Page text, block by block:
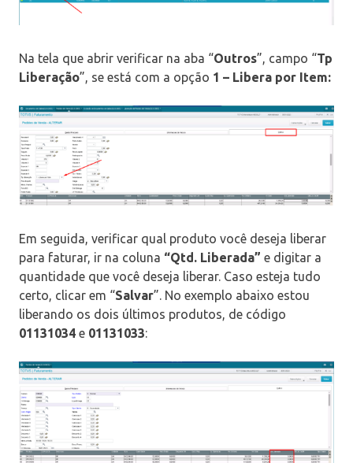
Na tela que abrir verificar na aba “Outros”, campo “Tp
Liberação”, se está com a opção 1 – Libera por Item:
Em seguida, verificar qual produto você deseja liberar
para faturar, ir na coluna “Qtd. Liberada” e digitar a
quantidade que você deseja liberar. Caso esteja tudo
certo, clicar em “Salvar”. No exemplo abaixo estou
liberando os dois últimos produtos, de código
01131034 e 01131033: